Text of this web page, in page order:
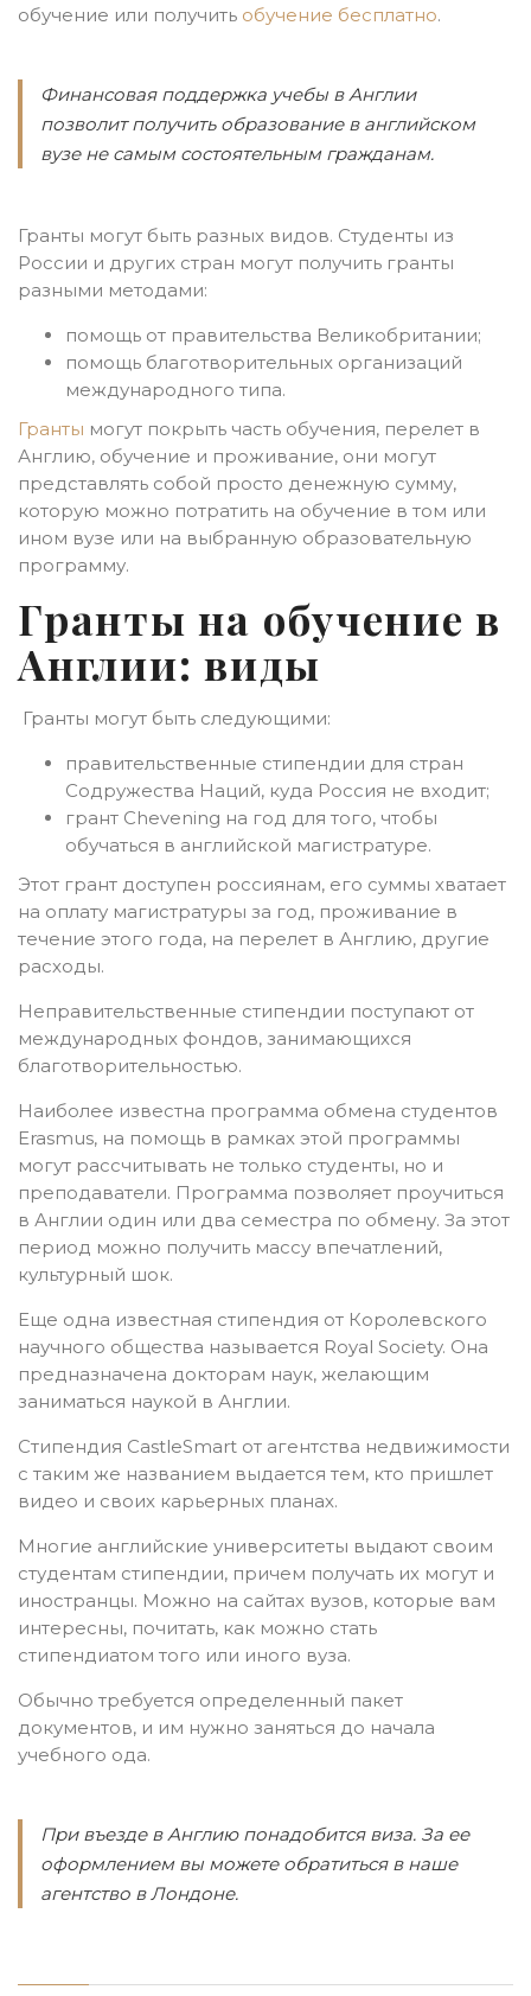
обучение или получить обучение бесплатно.
Финансовая поддержка учебы в Англии
позволит получить образование в английском
вузе не самым состоятельным гражданам.
Гранты могут быть разных видов. Студенты из
России и других стран могут получить гранты
разными методами:
помощь от правительства Великобритании;
помощь благотворительных организаций
международного типа.
Гранты могут покрыть часть обучения, перелет в
Англию, обучение и проживание, они могут
представлять собой просто денежную сумму,
которую можно потратить на обучение в том или
ином вузе или на выбранную образовательную
программу.
Гранты на обучение в
Англии: виды
Гранты могут быть следующими:
правительственные стипендии для стран
Содружества Наций, куда Россия не входит;
грант Chevening на год для того, чтобы
обучаться в английской магистратуре.
Этот грант доступен россиянам, его суммы хватает
на оплату магистратуры за год, проживание в
течение этого года, на перелет в Англию, другие
расходы.
Неправительственные стипендии поступают от
международных фондов, занимающихся
благотворительностью.
Наиболее известна программа обмена студентов
Erasmus, на помощь в рамках этой программы
могут рассчитывать не только студенты, но и
преподаватели. Программа позволяет проучиться
в Англии один или два семестра по обмену. За этот
период можно получить массу впечатлений,
культурный шок.
Еще одна известная стипендия от Королевского
научного общества называется Royal Society. Она
предназначена докторам наук, желающим
заниматься наукой в Англии.
Стипендия CastleSmart от агентства недвижимости
с таким же названием выдается тем, кто пришлет
видео и своих карьерных планах.
Многие английские университеты выдают своим
студентам стипендии, причем получать их могут и
иностранцы. Можно на сайтах вузов, которые вам
интересны, почитать, как можно стать
стипендиатом того или иного вуза.
Обычно требуется определенный пакет
документов, и им нужно заняться до начала
учебного ода.
При въезде в Англию понадобится виза. За ее
оформлением вы можете обратиться в наше
агентство в Лондоне.